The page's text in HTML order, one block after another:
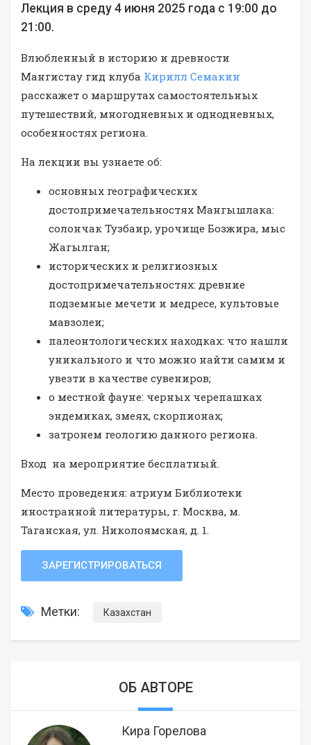
Лекция в среду 4 июня 2025 года с 19:00 до
21:00.
Влюбленный в историю и древности
Мангистау гид клуба Кирилл Семакин
расскажет о маршрутах самостоятельных
путешествий, многодневных и однодневных,
особенностях региона.
На лекции вы узнаете об:
основных географических
достопримечательностях Мангышлака:
солончак Тузбаир, урочище Бозжира, мыс
Жагылган;
исторических и религиозных
достопримечательностях: древние
подземные мечети и медресе, культовые
мавзолеи;
палеонтологических находках: что нашли
уникального и что можно найти самим и
увезти в качестве сувениров;
о местной фауне: черных черепашках
эндемиках, змеях, скорпионах;
затронем геологию данного региона.
Вход на мероприятие бесплатный.
Место проведения: атриум Библиотеки
иностранной литературы, г. Москва, м.
Таганская, ул. Николоямская, д. 1.
ЗАРЕГИСТРИРОВАТЬСЯ
Метки: Казахстан
ОБ АВТОРЕ
Кира Горелова